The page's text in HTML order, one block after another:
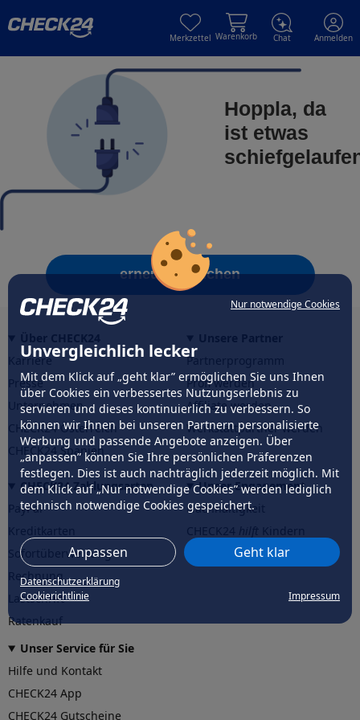
Nur notwendige Cookies
Unvergleichlich lecker
Mit dem Klick auf „geht klar” ermöglichen Sie uns Ihnen
über Cookies ein verbessertes Nutzungserlebnis zu
servieren und dieses kontinuierlich zu verbessern. So
können wir Ihnen bei unseren Partnern personalisierte
Werbung und passende Angebote anzeigen. Über
„anpassen” können Sie Ihre persönlichen Präferenzen
festlegen. Dies ist auch nachträglich jederzeit möglich. Mit
dem Klick auf „Nur notwendige Cookies” werden lediglich
technisch notwendige Cookies gespeichert.
Anpassen Geht klar
Datenschutzerklärung
Cookierichtlinie
Impressum
Merkzettel Warenkorb Chat Anmelden
Hoppla, da
ist etwas
erneut versuchen
Karriere
Presse
Unternehmen
CHECK24 Österreich
CHECK24 Spanien
Partnerprogramm
Profi werden
Affiliate werden
Werkstattpartner werden
CHECK24 Zahlungsarten
PayPal
Sofortüberweisung
Rechnung
Lastschrift
Ratenkauf
Unser Engagement
Nachhaltigkeit
CHECK24hilftder Natur
Unser Service für Sie
Hilfe und Kontakt
CHECK24 App
CHECK24 Gutscheine